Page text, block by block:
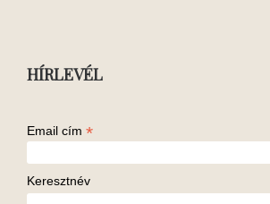
HÍRLEVÉL
Email cím *
Keresztnév